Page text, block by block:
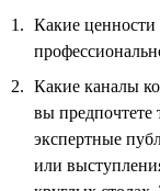
Какие ценности
Какие каналы
вы предпочтете
экспертные
или